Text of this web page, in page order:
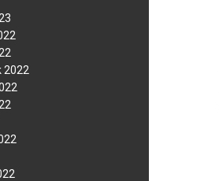
2022